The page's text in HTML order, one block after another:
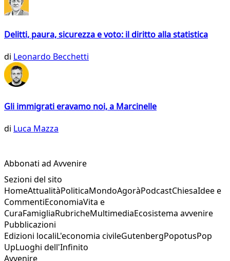
Delitti, paura, sicurezza e voto: il diritto alla statistica
di Leonardo Becchetti
Gli immigrati eravamo noi, a Marcinelle
di Luca Mazza
Abbonati ad Avvenire
Sezioni del sito
HomeAttualitàPoliticaMondoAgoràPodcastChiesaIdee e
CommentiEconomiaVita e
CuraFamigliaRubricheMultimediaEcosistema avvenire
Pubblicazioni
Edizioni localiL'economia civileGutenbergPopotusPop
UpLuoghi dell'Infinito
Avvenire